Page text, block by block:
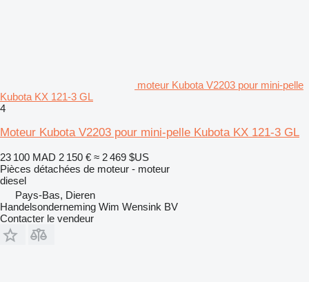
moteur Kubota V2203 pour mini-pelle
Kubota KX 121-3 GL
4
Moteur Kubota V2203 pour mini-pelle Kubota KX 121-3 GL
23 100 MAD 2 150 € ≈ 2 469 $US
Pièces détachées de moteur - moteur
diesel
Pays-Bas, Dieren
Handelsonderneming Wim Wensink BV
Contacter le vendeur